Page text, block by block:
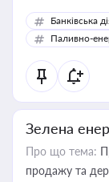
Банківська
Паливно-
Зелена
Про що тема:
продажу та